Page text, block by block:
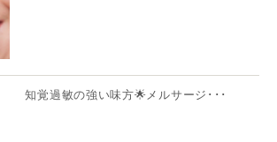
知覚過敏の強い味方🌟メルサージ･･･